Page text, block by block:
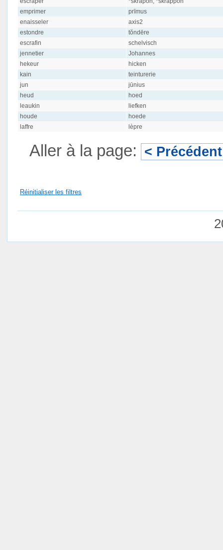
emprimer
prīmus
enaisseler
axis2
estondre
tŏndēre
escrafin
schelvisch
jennetier
Johannes
hekeur
hicken
kain
teinturerie
jun
jūnius
heud
hoed
leaukin
liefken
houde
hoede
laffre
lèpre
Aller à la page: < Précédent
Réinitialiser les filtres